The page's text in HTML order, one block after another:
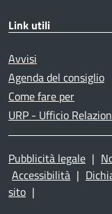
Link utili
Avvisi
Agenda del consiglio
Come fare per
URP - Ufficio
Pubblicità legale |
Accessibilità |
sito |